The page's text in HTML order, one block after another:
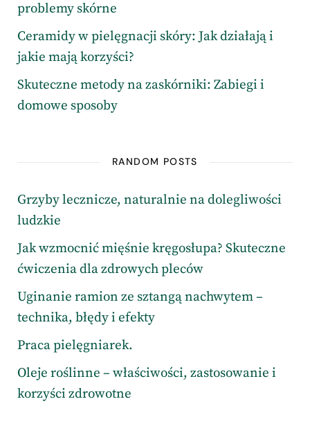
problemy skórne
Ceramidy w pielęgnacji skóry: Jak działają i
jakie mają korzyści?
Skuteczne metody na zaskórniki: Zabiegi i
domowe sposoby
RANDOM POSTS
Grzyby lecznicze, naturalnie na dolegliwości
ludzkie
Jak wzmocnić mięśnie kręgosłupa? Skuteczne
ćwiczenia dla zdrowych pleców
Uginanie ramion ze sztangą nachwytem –
technika, błędy i efekty
Praca pielęgniarek.
Oleje roślinne – właściwości, zastosowanie i
korzyści zdrowotne